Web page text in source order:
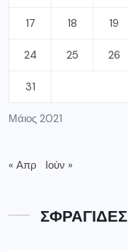
Μάιος 2021
17 18 19
24 25 26
31
« Απρ Ιούν »
ΣΦΡΑΓΙΔΕΣ